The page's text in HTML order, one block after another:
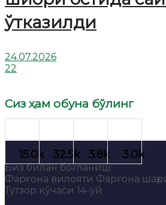
ўтказилди
24.07.2026
22
Сиз ҳам обуна бўлинг
Биз билан боғланиш:
Фарғона вилояти Фарғона
Тутзор кўчаси 14-уй